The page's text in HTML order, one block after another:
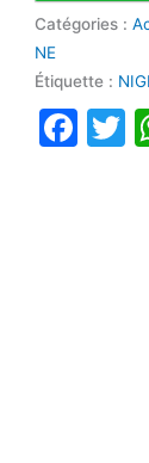
Catégories :
NE
Étiquette :